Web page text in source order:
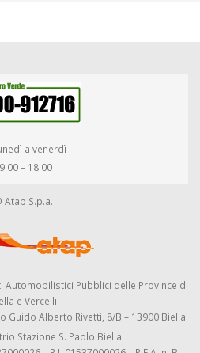
a venerdì
– 18:00
Atap S.p.a.
Automobilistici Pubblici delle Province di
e Vercelli
Guido Alberto Rivetti, 8/B – 13900 Biella
Stazione S. Paolo Biella